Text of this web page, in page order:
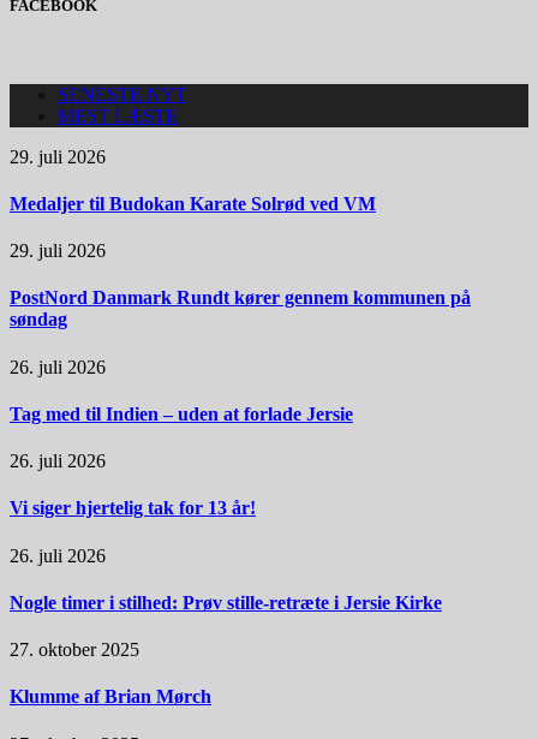
FACEBOOK
SENESTE NYT
MEST LÆSTE
29. juli 2026
Medaljer til Budokan Karate Solrød ved VM
29. juli 2026
PostNord Danmark Rundt kører gennem kommunen på
søndag
26. juli 2026
Tag med til Indien – uden at forlade Jersie
26. juli 2026
Vi siger hjertelig tak for 13 år!
26. juli 2026
Nogle timer i stilhed: Prøv stille-retræte i Jersie Kirke
27. oktober 2025
Klumme af Brian Mørch